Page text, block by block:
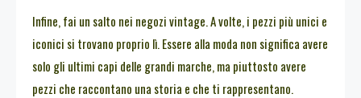
Infine, fai un salto nei negozi vintage. A volte, i pezzi più unici e
iconici si trovano proprio lì. Essere alla moda non significa avere
solo gli ultimi capi delle grandi marche, ma piuttosto avere
pezzi che raccontano una storia e che ti rappresentano.